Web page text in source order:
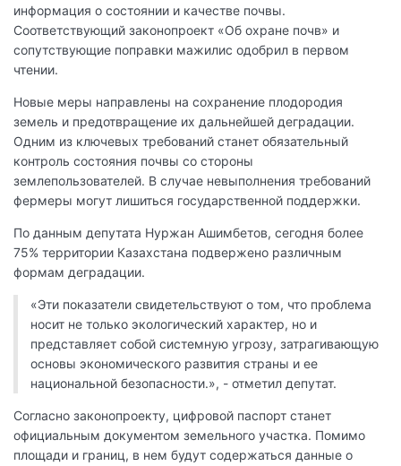
информация о состоянии и качестве почвы.
Соответствующий законопроект «Об охране почв» и
сопутствующие поправки мажилис одобрил в первом
чтении.
Новые меры направлены на сохранение плодородия
земель и предотвращение их дальнейшей деградации.
Одним из ключевых требований станет обязательный
контроль состояния почвы со стороны
землепользователей. В случае невыполнения требований
фермеры могут лишиться государственной поддержки.
По данным депутата Нуржан Ашимбетов, сегодня более
75% территории Казахстана подвержено различным
формам деградации.
«Эти показатели свидетельствуют о том, что проблема
носит не только экологический характер, но и
представляет собой системную угрозу, затрагивающую
основы экономического развития страны и ее
национальной безопасности.», - отметил депутат.
Согласно законопроекту, цифровой паспорт станет
официальным документом земельного участка. Помимо
площади и границ, в нем будут содержаться данные о